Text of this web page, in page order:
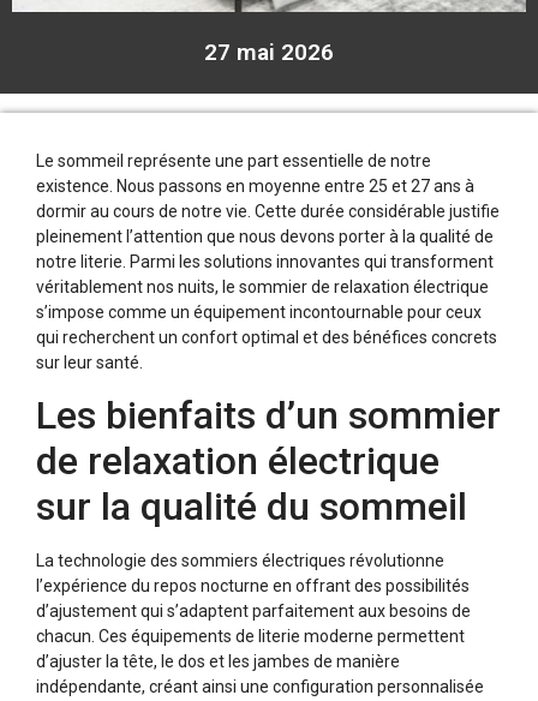
27 mai 2026
Le sommeil représente une part essentielle de notre
existence. Nous passons en moyenne entre 25 et 27 ans à
dormir au cours de notre vie. Cette durée considérable justifie
pleinement l’attention que nous devons porter à la qualité de
notre literie. Parmi les solutions innovantes qui transforment
véritablement nos nuits, le sommier de relaxation électrique
s’impose comme un équipement incontournable pour ceux
qui recherchent un confort optimal et des bénéfices concrets
sur leur santé.
Les bienfaits d’un sommier
de relaxation électrique
sur la qualité du sommeil
La technologie des sommiers électriques révolutionne
l’expérience du repos nocturne en offrant des possibilités
d’ajustement qui s’adaptent parfaitement aux besoins de
chacun. Ces équipements de literie moderne permettent
d’ajuster la tête, le dos et les jambes de manière
indépendante, créant ainsi une configuration personnalisée